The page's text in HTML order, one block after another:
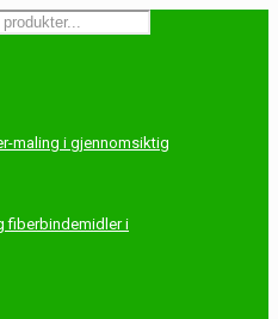
fiberbindemidler i